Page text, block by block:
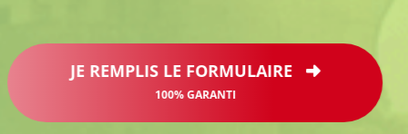
JE REMPLIS LE FORMULAIRE
100% GARANTI